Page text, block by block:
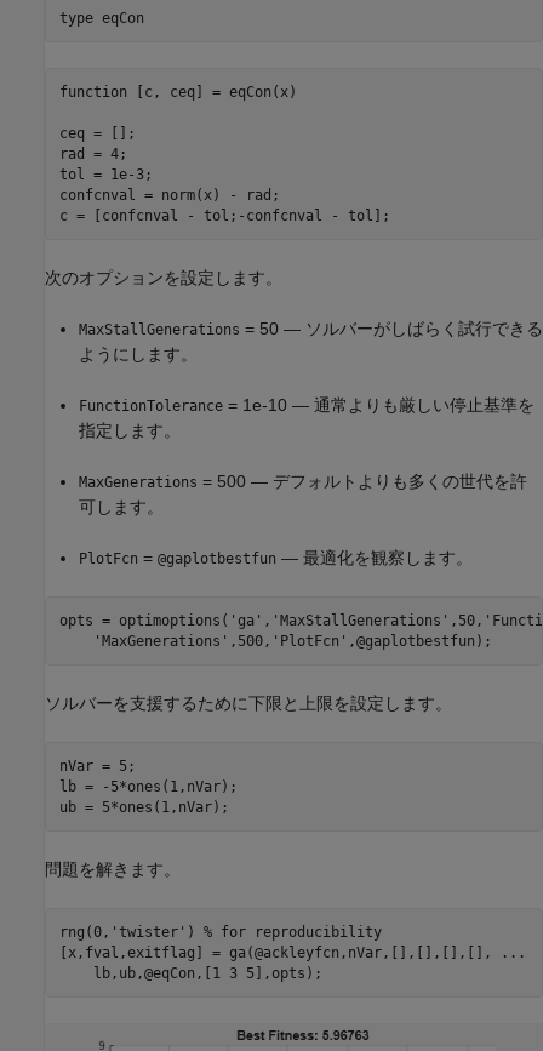
type eqCon
function [c, ceq] = eqCon(x)
ceq = [];
rad = 4;
tol = 1e-3;
confcnval = norm(x) - rad;
次のオプションを設定します。
MaxStallGenerations = 50 — ソルバーがしばらく試行できる
ようにします。
FunctionTolerance = 1e-10 — 通常よりも厳しい停止基準を
指定します。
MaxGenerations = 500 — デフォルトよりも多くの世代を許
可します。
PlotFcn = @gaplotbestfun — 最適化を観察します。
opts = optimoptions( 'ga' , 'MaxStallGenerations' ,50,
'MaxGenerations' ,500, 'PlotFcn' ,@gaplotbestfun);
ソルバーを支援するために下限と上限を設定します。
nVar = 5;
lb = -5*ones(1,nVar);
ub = 5*ones(1,nVar);
問題を解きます。
rng(0, 'twister' ) % for reproducibility
[x,fval,exitflag] = ga(@ackleyfcn,nVar,[],[],[],[],
...
    lb,ub,@eqCon,[1 3 5],opts);